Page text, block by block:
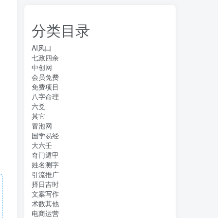
分类目录
AI风口
七政四余
中创网
会员免费
免费项目
八字命理
六爻
其它
冒泡网
国学易经
大六壬
奇门遁甲
姓名测字
引流推广
择日吉时
文案写作
术数其他
电商运营